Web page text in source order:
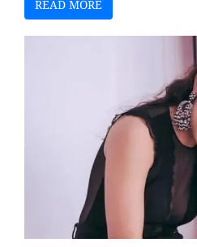
READ MORE